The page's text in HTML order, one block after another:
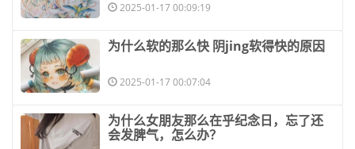
2025-01-17 00:09:19
​为什么软的那么快 阴jing软得快的原因
2025-01-17 00:07:04
​为什么女朋友那么在乎纪念日，忘了还
会发脾气，怎么办？